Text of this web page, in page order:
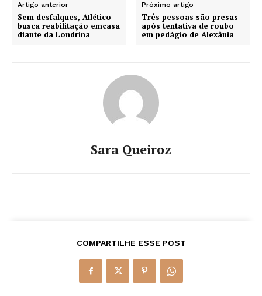
Artigo anterior
Sem desfalques, Atlético
busca reabilitação emcasa
diante da Londrina
Próximo artigo
Três pessoas são presas
após tentativa de roubo
em pedágio de Alexânia
Sara Queiroz
COMPARTILHE ESSE POST